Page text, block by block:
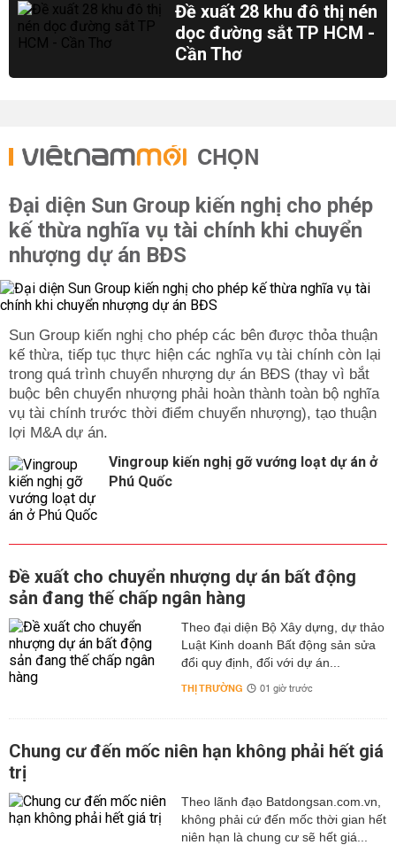
Đề xuất 28 khu đô thị nén
dọc đường sắt TP HCM -
Cần Thơ
CHỌN
Đại diện Sun Group kiến nghị cho phép
kế thừa nghĩa vụ tài chính khi chuyển
nhượng dự án BĐS
Sun Group kiến nghị cho phép các bên được thỏa thuận
kế thừa, tiếp tục thực hiện các nghĩa vụ tài chính còn lại
trong quá trình chuyển nhượng dự án BĐS (thay vì bắt
buộc bên chuyển nhượng phải hoàn thành toàn bộ nghĩa
vụ tài chính trước thời điểm chuyển nhượng), tạo thuận
lợi M&A dự án.
Vingroup kiến nghị gỡ vướng loạt dự án ở
Phú Quốc
Đề xuất cho chuyển nhượng dự án bất động
sản đang thế chấp ngân hàng
Theo đại diện Bộ Xây dựng, dự thảo
Luật Kinh doanh Bất động sản sửa
đổi quy định, đối với dự án...
THỊ TRƯỜNG 01 giờ trước
Chung cư đến mốc niên hạn không phải hết giá
trị
Theo lãnh đạo Batdongsan.com.vn,
không phải cứ đến mốc thời gian hết
niên hạn là chung cư sẽ hết giá...